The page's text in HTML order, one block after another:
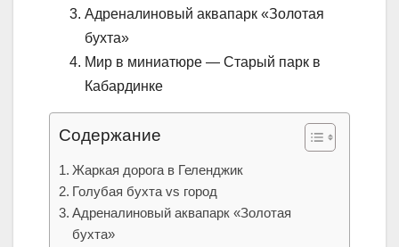
Адреналиновый аквапарк «Золотая
бухта»
Мир в миниатюре — Старый парк в
Кабардинке
Содержание
Жаркая дорога в Геленджик
Голубая бухта vs город
Адреналиновый аквапарк «Золотая
бухта»